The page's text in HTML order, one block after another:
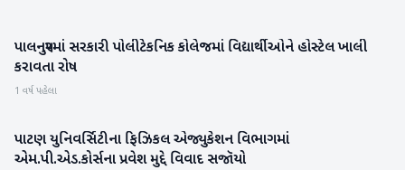
બનાસકાંઠા
પાલનપુરમાં સરકારી પોલીટેકનિક કોલેજમાં વિદ્યાર્થીઓને હોસ્ટેલ ખાલી
કરાવતા રોષ
1 વર્ષ પહેલા
પાટણ
પાટણ યુનિવર્સિટીના ફિઝિકલ એજ્યુકેશન વિભાગમાં
એમ.પી.એડ.કોર્સના પ્રવેશ મુદ્દે વિવાદ સજૉયો